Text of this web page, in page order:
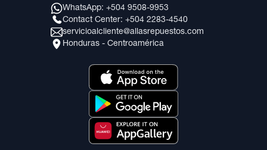
WhatsApp: +504 9508-9953
Contact Center: +504 2283-4540
servicioalcliente@allasrepuestos.com
Honduras - Centroamérica